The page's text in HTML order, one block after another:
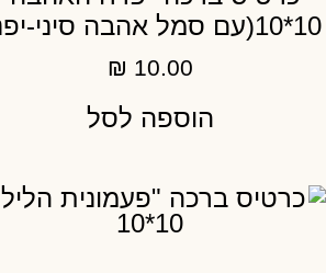
10*10(עם סמל אהבה סיני-יפני)
₪ 10.00
הוספה לסל